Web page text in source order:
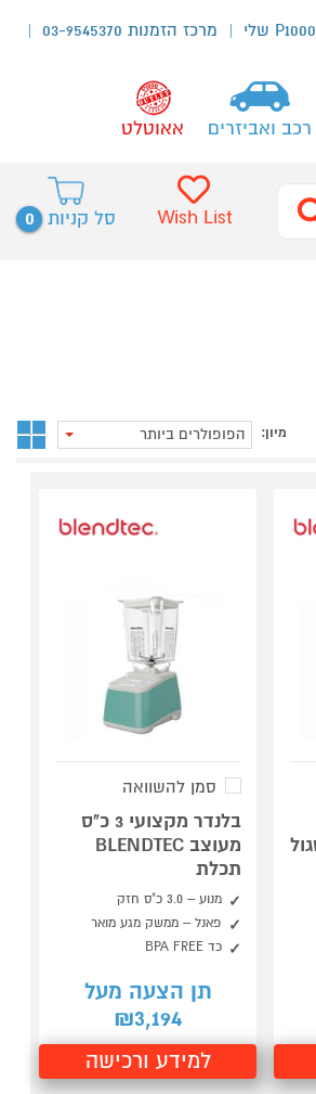
P1000 שלי מרכז הזמנות 03-9545370
רכב ואביזרים אאוטלט
סל קניות 0 Wish List
מיון: הפופולרים ביותר
סמן להשוואה
בלנדר מקצועי 3 כ"ס
מעוצב BLENDTEC
תכלת
מנוע – 3.0 כ"ס חזק
פאנל – ממשק מגע מואר
כד BPA FREE
תן הצעה מעל
₪3,194
למידע ורכישה